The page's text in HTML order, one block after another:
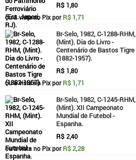
R$ 1,80
ou à vista no Pix porR$ 1,71
Br-Selo, 1982, C-1288-RHM,
(Mint). Dia do Livro -
Centenário de Bastos Tigre
(1882-1957).
R$ 1,80
ou à vista no Pix porR$ 1,71
Br-Selo, 1982, C-1245-RHM,
(Mint). XII Campeonato
Mundial de Futebol -
Espanha.
R$ 2,40
ou à vista no Pix porR$ 2,28